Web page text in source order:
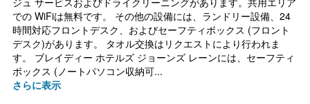
での WiFiは無料です。 その他の設備には、ランドリー設備、24
時間対応フロントデスク、およびセーフティボックス (フロント
デスク)があります。 タオル交換はリクエストにより行われま
す。 ブレイディー ホテルズ ジョーンズ レーンには、セーフティ
ボックス (ノートパソコン収納可...
さらに表示